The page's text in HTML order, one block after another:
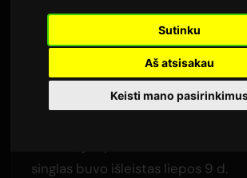
Sutinku
Aš atsisakau
Keisti mano
9 liepos 2026
Išversta iš anglų kalbos
1,539
Lia atidarymo daina naujam anime
singlas buvo išleistas liepos 9 d.